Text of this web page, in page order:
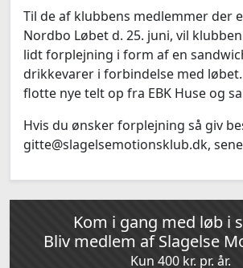
Til de af klubbens medlemmer der
Nordbo Løbet d. 25. juni, vil
lidt forplejning i form af en
drikkevarer i forbindelse med
flotte nye telt op fra EBK Huse og
Hvis du ønsker forplejning så giv
gitte@slagelsemotionsklub.dk,
Kom i gang med løb i
Bliv medlem af Slagelse
Kun 400 kr. pr. år.